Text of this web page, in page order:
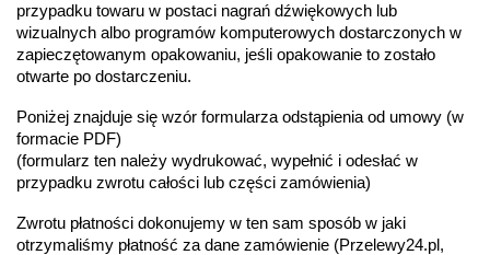
przypadku towaru w postaci nagrań dźwiękowych lub
wizualnych albo programów komputerowych dostarczonych w
zapieczętowanym opakowaniu, jeśli opakowanie to zostało
otwarte po dostarczeniu.
Poniżej znajduje się wzór formularza odstąpienia od umowy (w
formacie PDF)
(formularz ten należy wydrukować, wypełnić i odesłać w
przypadku zwrotu całości lub części zamówienia)
Zwrotu płatności dokonujemy w ten sam sposób w jaki
otrzymaliśmy płatność za dane zamówienie (Przelewy24.pl,